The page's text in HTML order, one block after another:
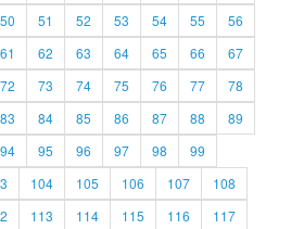
50 51 52 53 54 55
56
61 62 63 64 65 66
67
72 73 74 75 76 77
78
83 84 85 86 87 88
89
94 95 96 97 98
99
104 105 106 107
108
113 114 115 116
117